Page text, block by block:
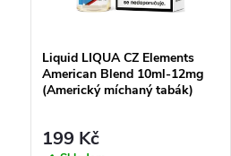
Liquid LIQUA CZ Elements
American Blend 10ml-12mg
(Americký míchaný tabák)
199 Kč